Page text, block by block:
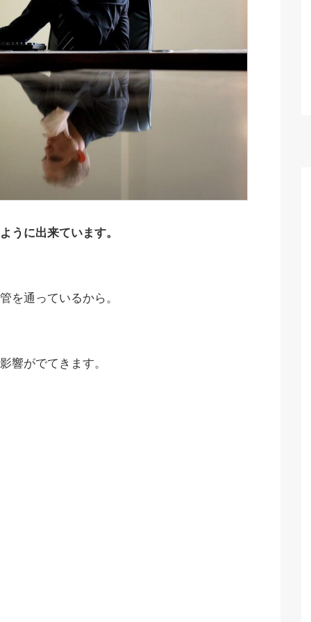
うに出来ています。
を通っているから。
響がでてきます。